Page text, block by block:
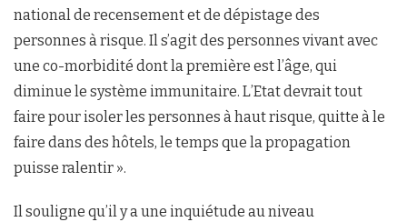
national de recensement et de dépistage des
personnes à risque. Il s’agit des personnes vivant avec
une co-morbidité dont la première est l’âge, qui
diminue le système immunitaire. L’Etat devrait tout
faire pour isoler les personnes à haut risque, quitte à le
faire dans des hôtels, le temps que la propagation
puisse ralentir ».
Il souligne qu’il y a une inquiétude au niveau